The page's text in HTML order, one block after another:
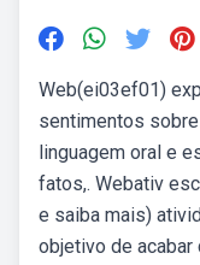
Web(ei03ef01)
sentimentos
linguagem oral e
fatos,. Webativ
e saiba mais)
objetivo de